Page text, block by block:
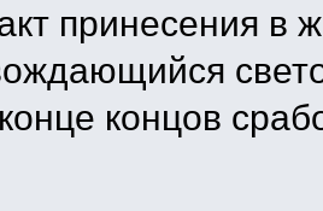
принесения в
концов